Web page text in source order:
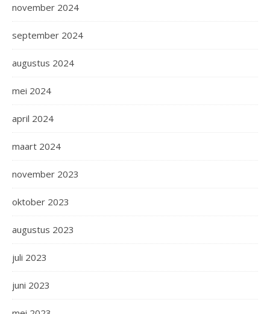
november 2024
september 2024
augustus 2024
mei 2024
april 2024
maart 2024
november 2023
oktober 2023
augustus 2023
juli 2023
juni 2023